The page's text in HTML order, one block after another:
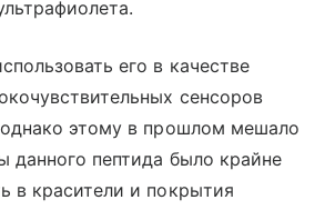
его в качестве
сенсоров
этому в прошлом мешало
данного пептида было крайне
в красители и покрытия